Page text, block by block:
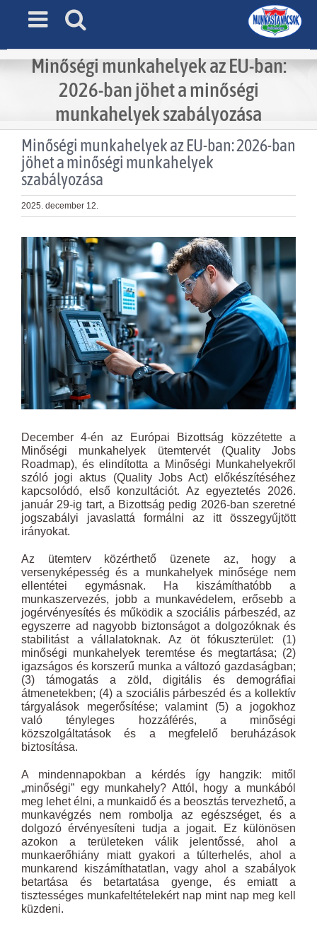
Minőségi munkahelyek az EU-ban:
2026-ban jöhet a minőségi
munkahelyek szabályozása
Minőségi munkahelyek az EU-ban: 2026-ban
jöhet a minőségi munkahelyek
szabályozása
2025. december 12.
View
Larger
Image
December 4-én az Európai Bizottság közzétette a
Minőségi munkahelyek ütemtervét (Quality Jobs
Roadmap), és elindította a Minőségi Munkahelyekről
szóló jogi aktus (Quality Jobs Act) előkészítéséhez
kapcsolódó, első konzultációt. Az egyeztetés 2026.
január 29-ig tart, a Bizottság pedig 2026-ban szeretné
jogszabályi javaslattá formálni az itt összegyűjtött
irányokat.
Az ütemterv közérthető üzenete az, hogy a
versenyképesség és a munkahelyek minősége nem
ellentétei egymásnak. Ha kiszámíthatóbb a
munkaszervezés, jobb a munkavédelem, erősebb a
jogérvényesítés és működik a szociális párbeszéd, az
egyszerre ad nagyobb biztonságot a dolgozóknak és
stabilitást a vállalatoknak. Az öt fókuszterület: (1)
minőségi munkahelyek teremtése és megtartása; (2)
igazságos és korszerű munka a változó gazdaságban;
(3) támogatás a zöld, digitális és demográfiai
átmenetekben; (4) a szociális párbeszéd és a kollektív
tárgyalások megerősítése; valamint (5) a jogokhoz
való tényleges hozzáférés, a minőségi
közszolgáltatások és a megfelelő beruházások
biztosítása.
A mindennapokban a kérdés így hangzik: mitől
„minőségi” egy munkahely? Attól, hogy a munkából
meg lehet élni, a munkaidő és a beosztás tervezhető, a
munkavégzés nem rombolja az egészséget, és a
dolgozó érvényesíteni tudja a jogait. Ez különösen
azokon a területeken válik jelentőssé, ahol a
munkaerőhiány miatt gyakori a túlterhelés, ahol a
munkarend kiszámíthatatlan, vagy ahol a szabályok
betartása és betartatása gyenge, és emiatt a
tisztességes munkafeltételekért nap mint nap meg kell
küzdeni.